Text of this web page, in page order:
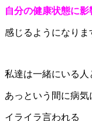
自分の健康状態に影
感じるようになりま
私達は一緒にいる人
あっという間に病気
イライラ言われる